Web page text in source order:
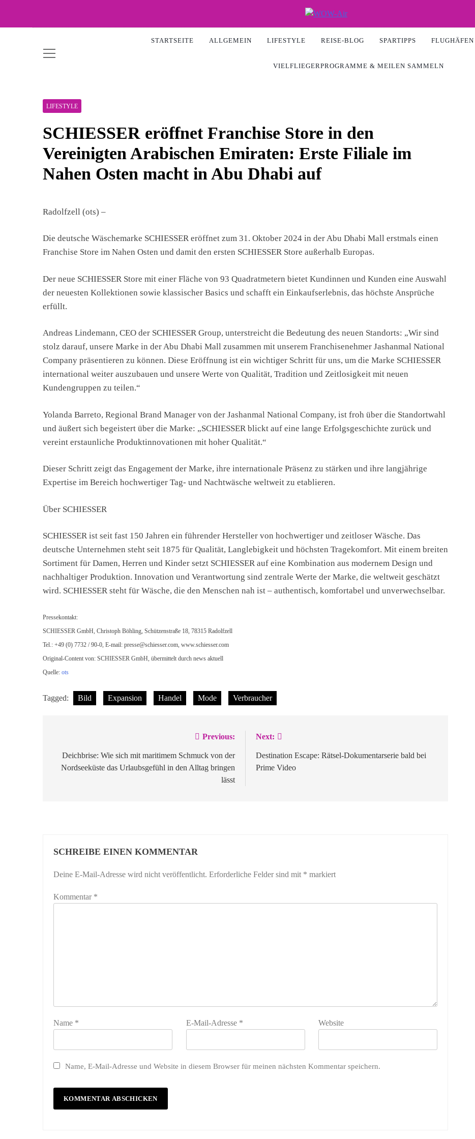
content
WOW-Air
STARTSEITE ALLGEMEIN LIFESTYLE REISE-BLOG SPARTIPPS
VIELFLIEGERPROGRAMME & MEILEN SAMMELN
LIFESTYLE
SCHIESSER eröffnet Franchise Store in den
Vereinigten Arabischen Emiraten: Erste Filiale im
Nahen Osten macht in Abu Dhabi auf
Radolfzell (ots) –
Die deutsche Wäschemarke SCHIESSER eröffnet zum 31. Oktober 2024 in der Abu Dhabi Mall erstmals einen
Franchise Store im Nahen Osten und damit den ersten SCHIESSER Store außerhalb Europas.
Der neue SCHIESSER Store mit einer Fläche von 93 Quadratmetern bietet Kundinnen und Kunden eine Auswahl
der neuesten Kollektionen sowie klassischer Basics und schafft ein Einkaufserlebnis, das höchste Ansprüche
erfüllt.
Andreas Lindemann, CEO der SCHIESSER Group, unterstreicht die Bedeutung des neuen Standorts: „Wir sind
stolz darauf, unsere Marke in der Abu Dhabi Mall zusammen mit unserem Franchisenehmer Jashanmal National
Company präsentieren zu können. Diese Eröffnung ist ein wichtiger Schritt für uns, um die Marke SCHIESSER
international weiter auszubauen und unsere Werte von Qualität, Tradition und Zeitlosigkeit mit neuen
Kundengruppen zu teilen.“
Yolanda Barreto, Regional Brand Manager von der Jashanmal National Company, ist froh über die Standortwahl
und äußert sich begeistert über die Marke: „SCHIESSER blickt auf eine lange Erfolgsgeschichte zurück und
vereint erstaunliche Produktinnovationen mit hoher Qualität.“
Dieser Schritt zeigt das Engagement der Marke, ihre internationale Präsenz zu stärken und ihre langjährige
Expertise im Bereich hochwertiger Tag- und Nachtwäsche weltweit zu etablieren.
Über SCHIESSER
SCHIESSER ist seit fast 150 Jahren ein führender Hersteller von hochwertiger und zeitloser Wäsche. Das
deutsche Unternehmen steht seit 1875 für Qualität, Langlebigkeit und höchsten Tragekomfort. Mit einem breiten
Sortiment für Damen, Herren und Kinder setzt SCHIESSER auf eine Kombination aus modernem Design und
nachhaltiger Produktion. Innovation und Verantwortung sind zentrale Werte der Marke, die weltweit geschätzt
wird. SCHIESSER steht für Wäsche, die den Menschen nah ist – authentisch, komfortabel und unverwechselbar.
Pressekontakt:
SCHIESSER GmbH, Christoph Böhling, Schützenstraße 18, 78315 Radolfzell
Tel.: +49 (0) 7732 / 90-0, E-mail: presse@schiesser.com , www.schiesser.com
Original-Content von: SCHIESSER GmbH, übermittelt durch news aktuell
Quelle: ots
Tagged: Bild Expansion Handel Mode Verbraucher
Previous:
Deichbrise: Wie sich mit maritimem Schmuck von der
Nordseeküste das Urlaubsgefühl in den Alltag bringen
lässt
Next:
Destination Escape: Rätsel-Dokumentarserie bald bei
Prime Video
SCHREIBE EINEN KOMMENTAR
Deine E-Mail-Adresse wird nicht veröffentlicht. Erforderliche Felder sind mit * markiert
Kommentar *
Name * E-Mail-Adresse * Website
Name, E-Mail-Adresse und Website in diesem Browser für meinen nächsten Kommentar speichern.